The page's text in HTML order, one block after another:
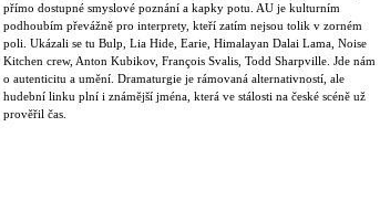
přímo dostupné smyslové poznání a kapky potu. AU je kulturním
podhoubím převážně pro interprety, kteří zatím nejsou tolik v zorném
poli. Ukázali se tu Bulp, Lia Hide, Earie, Himalayan Dalai Lama, Noise
Kitchen crew, Anton Kubikov, François Svalis, Todd Sharpville. Jde nám
o autenticitu a umění. Dramaturgie je rámovaná alternativností, ale
hudební linku plní i známější jména, která ve stálosti na české scéně už
prověřil čas.